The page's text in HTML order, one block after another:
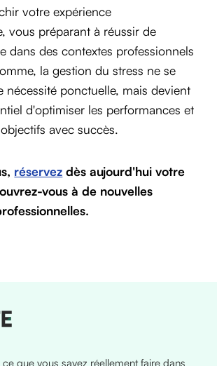
votre expérience
vous préparant à réussir de
dans des contextes professionnels
la gestion du stress ne se
nécessité ponctuelle, mais devient
d'optimiser les performances et
avec succès.
réservez dès aujourd'hui votre
vous à de nouvelles
ce que vous savez réellement faire dans